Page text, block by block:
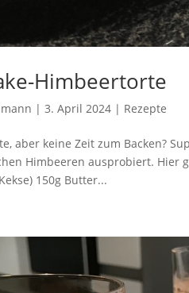
Himbeertorte
|3. April 2024 | Rezepte
aber keine Zeit zum Backen?
Himbeeren ausprobiert. Hier
150g Butter...